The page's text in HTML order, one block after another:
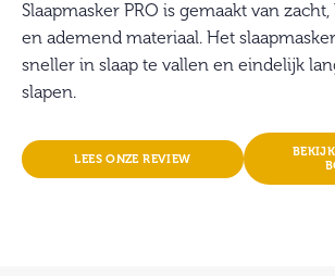
Slaapmasker PRO is gemaakt van
en ademend materiaal. Het
sneller in slaap te vallen en eindelijk
slapen.
LEES ONZE REVIEW